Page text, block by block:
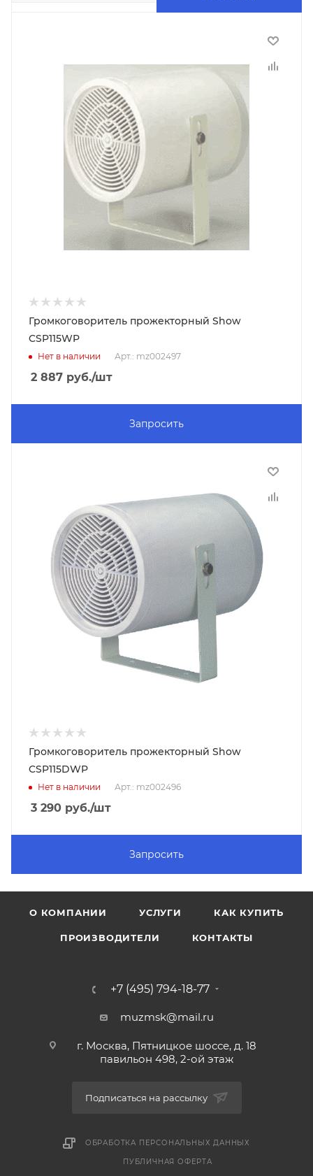
Громкоговоритель прожекторный Show
CSP115WP
Нет в наличии Арт.: mz002497
2 887 руб./шт
Запросить
Громкоговоритель прожекторный Show
CSP115DWP
Нет в наличии Арт.: mz002496
3 290 руб./шт
Запросить
О КОМПАНИИ УСЛУГИ КАК КУПИТЬ
ПРОИЗВОДИТЕЛИ КОНТАКТЫ
+7 (495) 794-18-77
muzmsk@mail.ru
г. Москва, Пятницкое шоссе, д. 18
павильон 498, 2-ой этаж
Подписаться на рассылку
ОБРАБОТКА ПЕРСОНАЛЬНЫХ ДАННЫХ
ПУБЛИЧНАЯ ОФЕРТА